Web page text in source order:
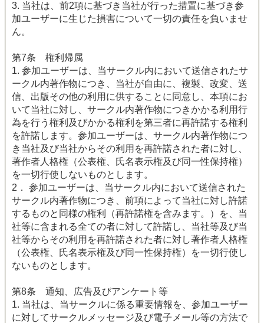
3. 当社は、前2項に基づき当社が行った措置に基づき参
加ユーザーに生じた損害について一切の責任を負いませ
ん。
第7条 権利帰属
1. 参加ユーザーは、当サークル内において送信されたサ
ークル内著作物につき、当社が自由に、複製、改変、送
信、出版その他の利用に供することに同意し、本項にお
いて当社に対し、サークル内著作物につきかかる利用行
為を行う権利及びかかる権利を第三者に再許諾する権利
を許諾します。参加ユーザーは、サークル内著作物につ
き当社及び当社からその利用を再許諾された者に対し、
著作者人格権（公表権、氏名表示権及び同一性保持権）
を一切行使しないものとします。
2． 参加ユーザーは、当サークル内において送信された
サークル内著作物につき、前項によって当社に対し許諾
するものと同様の権利（再許諾権を含みます。）を、当
社等に含まれる全ての者に対して許諾し、当社等及び当
社等からその利用を再許諾された者に対し著作者人格権
（公表権、氏名表示権及び同一性保持権）を一切行使し
ないものとします。
第8条 通知、広告及びアンケート等
1. 当社は、当サークルに係る重要情報を、参加ユーザー
に対してサークルメッセージ及び電子メール等の方法で